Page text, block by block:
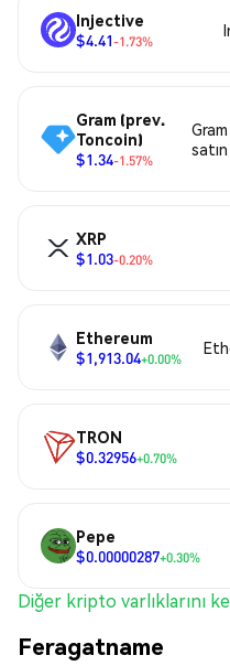
Injective
$4.41-1.73%
Gram (prev.
Toncoin)
$1.34-1.57%
satın
XRP
$1.03-0.20%
Ethereum
$1,913.04+0.00%
TRON
$0.32956+0.70%
Pepe
$0.00000287+0.30%
Diğer kripto varlıklarını
Feragatname